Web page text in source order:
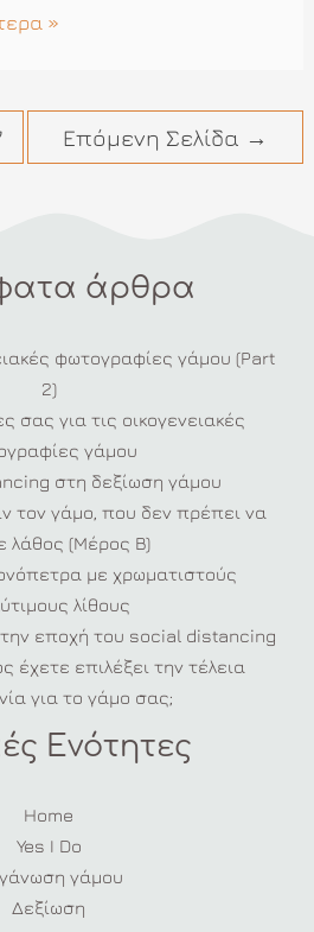
»
Επόμενη Σελίδα →
άρθρα
φωτογραφίες γάμου (Part
2)
σας για τις οικογενειακές
γάμου
στη δεξίωση γάμου
τον γάμο, που δεν πρέπει να
λάθος (Μέρος Β)
με χρωματιστούς
λίθους
εποχή του social distancing
έχετε επιλέξει την τέλεια
για το γάμο σας;
Ενότητες
Home
Yes I Do
γάμου
Δεξίωση